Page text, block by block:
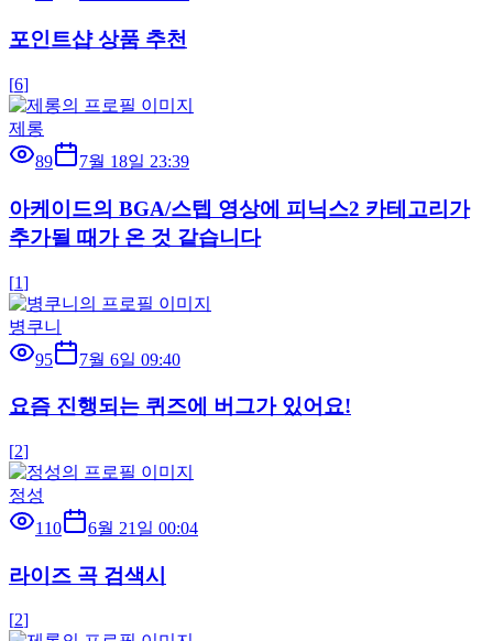
포인트샵 상품 추천
[6]
제롱
89
7월 18일 23:39
아케이드의 BGA/스텝 영상에 피닉스2 카테고리가
추가될 때가 온 것 같습니다
[1]
병쿠니
95
7월 6일 09:40
요즘 진행되는 퀴즈에 버그가 있어요!
[2]
정성
110
6월 21일 00:04
라이즈 곡 검색시
[2]